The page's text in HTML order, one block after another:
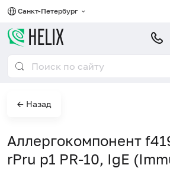
Санкт-Петербург
← Назад
Аллергокомпонент
rPru p1 PR-10, IgE